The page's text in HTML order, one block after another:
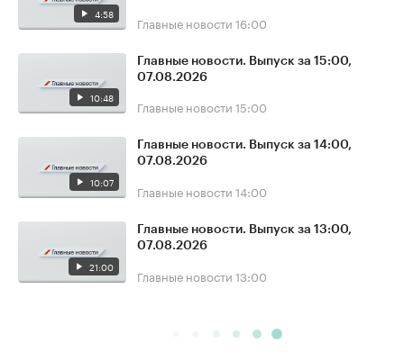
4:58 Главные новости 16:00
10:48
Главные новости. Выпуск за 15:00,
07.08.2026
Главные новости 15:00
10:07
Главные новости. Выпуск за 14:00,
07.08.2026
Главные новости 14:00
21:00
Главные новости. Выпуск за 13:00,
07.08.2026
Главные новости 13:00